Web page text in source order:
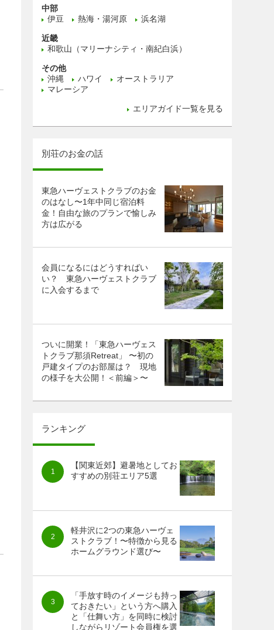
中部
伊豆
熱海・湯河原 浜名湖
近畿
和歌山（マリーナシティ・南紀白浜）
その他
沖縄
ハワイ
オーストラリア
マレーシア
エリアガイド一覧を見る
別荘のお金の話
東急ハーヴェストクラブのお金
のはなし〜1年中同じ宿泊料
金！自由な旅のプランで愉しみ
方は広がる
会員になるにはどうすればい
い？ 東急ハーヴェストクラブ
に入会するまで
ついに開業！「東急ハーヴェス
トクラブ那須Retreat」 〜初の
戸建タイプのお部屋は？ 現地
の様子を大公開！＜前編＞〜
ランキング
【関東近郊】避暑地としてお
すすめの別荘エリア5選
軽井沢に2つの東急ハーヴェ
ストクラブ！〜特徴から見る
ホームグラウンド選び〜
「手放す時のイメージも持っ
ておきたい」という方へ購入
と「仕舞い方」を同時に検討
しながらリゾート会員権を選